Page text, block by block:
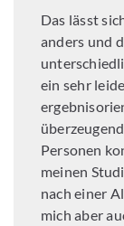
Das lässt
anders und
ein sehr
Personen
meinen
nach einer
mich aber